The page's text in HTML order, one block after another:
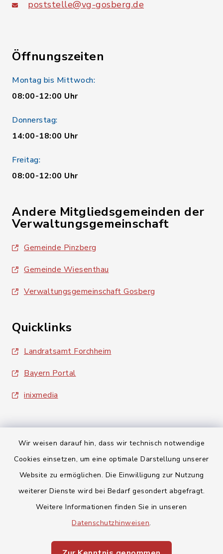
Wir weisen darauf hin, dass wir technisch notwendige
Cookies einsetzen, um eine optimale Darstellung unserer
Website zu ermöglichen. Die Einwilligung zur Nutzung
weiterer Dienste wird bei Bedarf gesondert abgefragt.
Weitere Informationen finden Sie in unseren
Datenschutzhinweisen.
poststelle@vg-gosberg.de
Öffnungszeiten
Montag bis Mittwoch:
08:00-12:00 Uhr
Donnerstag:
14:00-18:00 Uhr
Freitag:
08:00-12:00 Uhr
Andere Mitgliedsgemeinden der
Verwaltungsgemeinschaft
Gemeinde Pinzberg
Gemeinde Wiesenthau
Verwaltungsgemeinschaft Gosberg
Quicklinks
Landratsamt Forchheim
Bayern Portal
inixmedia
Barrierefreiheit
Datenschutz